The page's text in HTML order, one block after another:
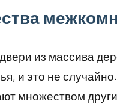
из массива
и это не
множеством